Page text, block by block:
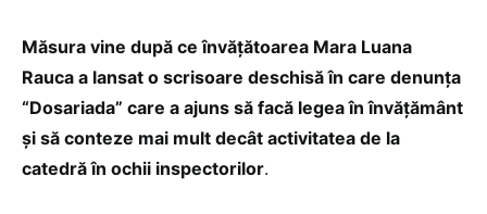
Măsura vine după ce învățătoarea Mara Luana
Rauca a lansat o scrisoare deschisă în care denunța
“Dosariada” care a ajuns să facă legea în învățământ
și să conteze mai mult decât activitatea de la
catedră în ochii inspectorilor.